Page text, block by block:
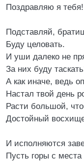
Поздравляю я тебя!
Подставляй,
Буду целовать.
И уши далеко не
За них буду
А как иначе, ведь
Настал твой день
Расти большой,
Достойный
И исполняются
Пусть горы с места